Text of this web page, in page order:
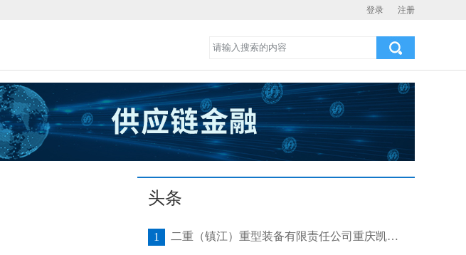
登录 注册
头条
1 二重（镇江）重型装备有限责任公司重庆凯瑞项目发运助力海上风电产业发展